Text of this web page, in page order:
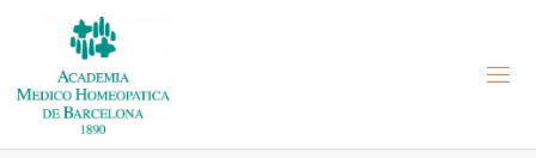
content